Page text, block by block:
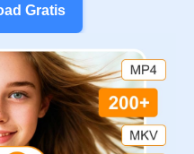
Gratis